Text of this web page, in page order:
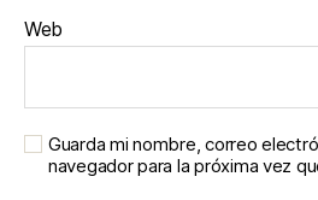
Web
Guarda mi nombre, correo
navegador para la próxima vez